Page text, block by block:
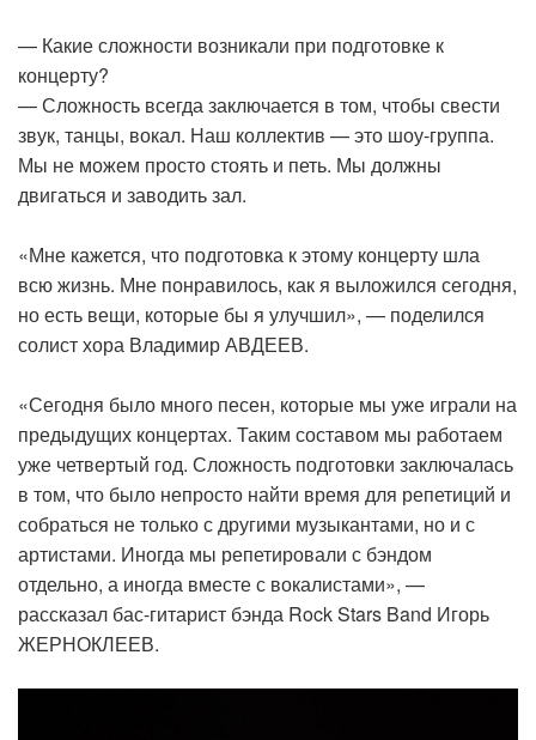
— Какие сложности возникали при подготовке к
концерту?
— Сложность всегда заключается в том, чтобы свести
звук, танцы, вокал. Наш коллектив — это шоу-группа.
Мы не можем просто стоять и петь. Мы должны
двигаться и заводить зал.
«Мне кажется, что подготовка к этому концерту шла
всю жизнь. Мне понравилось, как я выложился сегодня,
но есть вещи, которые бы я улучшил», — поделился
солист хора Владимир АВДЕЕВ.
«Сегодня было много песен, которые мы уже играли на
предыдущих концертах. Таким составом мы работаем
уже четвертый год. Сложность подготовки заключалась
в том, что было непросто найти время для репетиций и
собраться не только с другими музыкантами, но и с
артистами. Иногда мы репетировали с бэндом
отдельно, а иногда вместе с вокалистами», —
рассказал бас-гитарист бэнда Rock Stars Band Игорь
ЖЕРНОКЛЕЕВ.